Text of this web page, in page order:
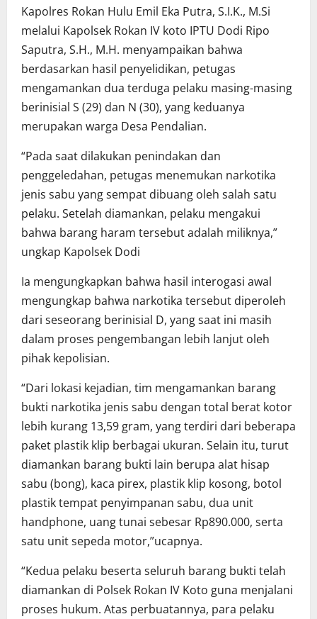
Kapolres Rokan Hulu Emil Eka Putra, S.I.K., M.Si
melalui Kapolsek Rokan IV koto IPTU Dodi Ripo
Saputra, S.H., M.H. menyampaikan bahwa
berdasarkan hasil penyelidikan, petugas
mengamankan dua terduga pelaku masing-masing
berinisial S (29) dan N (30), yang keduanya
merupakan warga Desa Pendalian.
“Pada saat dilakukan penindakan dan
penggeledahan, petugas menemukan narkotika
jenis sabu yang sempat dibuang oleh salah satu
pelaku. Setelah diamankan, pelaku mengakui
bahwa barang haram tersebut adalah miliknya,”
ungkap Kapolsek Dodi
Ia mengungkapkan bahwa hasil interogasi awal
mengungkap bahwa narkotika tersebut diperoleh
dari seseorang berinisial D, yang saat ini masih
dalam proses pengembangan lebih lanjut oleh
pihak kepolisian.
“Dari lokasi kejadian, tim mengamankan barang
bukti narkotika jenis sabu dengan total berat kotor
lebih kurang 13,59 gram, yang terdiri dari beberapa
paket plastik klip berbagai ukuran. Selain itu, turut
diamankan barang bukti lain berupa alat hisap
sabu (bong), kaca pirex, plastik klip kosong, botol
plastik tempat penyimpanan sabu, dua unit
handphone, uang tunai sebesar Rp890.000, serta
satu unit sepeda motor,”ucapnya.
“Kedua pelaku beserta seluruh barang bukti telah
diamankan di Polsek Rokan IV Koto guna menjalani
proses hukum. Atas perbuatannya, para pelaku